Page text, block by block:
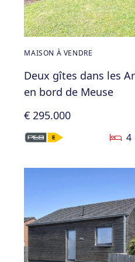
MAISON À VENDRE
Deux gîtes dans les
en bord de Meuse
€ 295.000
4